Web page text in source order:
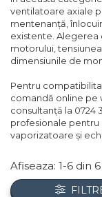
REZISTENTE
Uleiuri
Ventilatoare
Ventilatoare
Ventilatoare turbina
VENTILATOARE
Compresoare
Compresoare
ventilatoare axiale
mentenanță,
existente.
motorului,
dimensiunile de
Pentru
comandă online pe
consultanță la 0724
profesionale
vaporizatoare și
Afiseaza: 1-6 din 6